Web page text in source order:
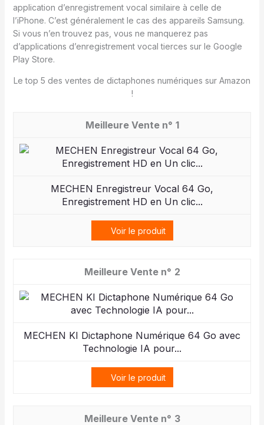
application d’enregistrement vocal similaire à celle de
l’iPhone. C’est généralement le cas des appareils Samsung.
Si vous n’en trouvez pas, vous ne manquerez pas
d’applications d’enregistrement vocal tierces sur le Google
Play Store.
Le top 5 des ventes de dictaphones numériques sur Amazon
!
1
MECHEN Enregistreur Vocal 64 Go,
Enregistrement HD en Un clic...
Voir le produit
2
MECHEN KI Dictaphone Numérique 64 Go avec
Technologie IA pour...
Voir le produit
3